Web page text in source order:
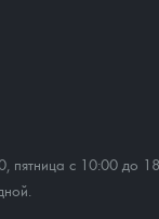
пятница с 10:00 до